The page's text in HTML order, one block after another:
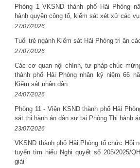
Phòng 1 VKSND thành phố Hải Phòng
hành quyền công tố, kiểm sát xét xử các
27/07/2026
Tuổi trẻ ngành Kiểm sát Hải Phòng tri ân
27/07/2026
Các cơ quan nội chính, tư pháp chúc
thành phố Hải Phòng nhân kỷ niệm 66
Kiểm sát nhân dân
24/07/2026
Phòng 11 - Viện KSND thành phố Hải
sát thi hành án dân sự tại Phòng Thi hành
23/07/2026
VKSND thành phố Hải Phòng tổ chức Hội
tuyến tìm hiểu Nghị quyết số 205/2025/
giải